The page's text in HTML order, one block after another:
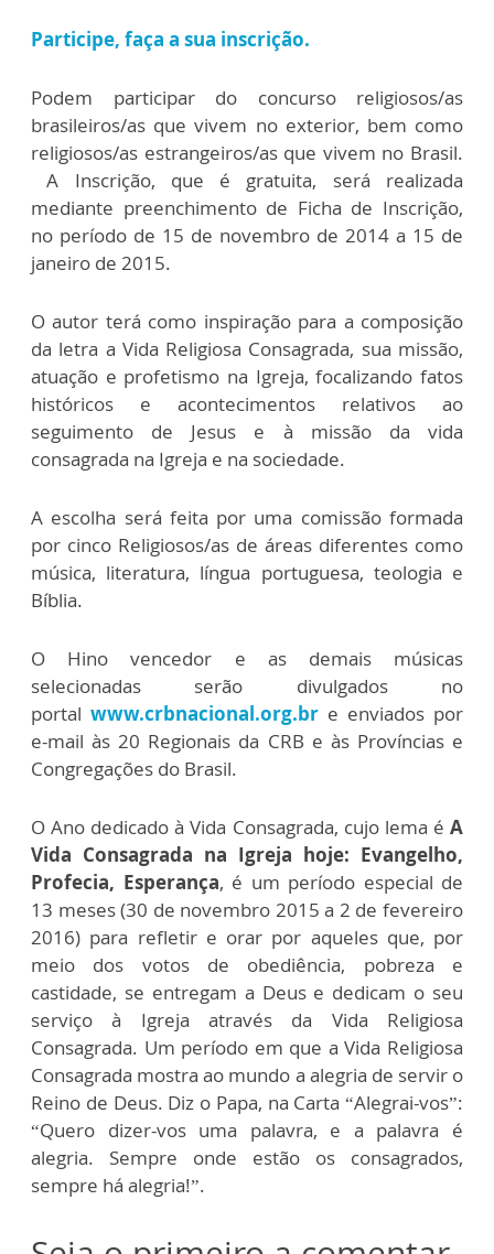
Participe, faça a sua inscrição.
Podem participar do concurso religiosos/as
brasileiros/as que vivem no exterior, bem como
religiosos/as estrangeiros/as que vivem no Brasil.
A Inscrição, que é gratuita, será realizada
mediante preenchimento de Ficha de Inscrição,
no período de 15 de novembro de 2014 a 15 de
janeiro de 2015.
O autor terá como inspiração para a composição
da letra a Vida Religiosa Consagrada, sua missão,
atuação e profetismo na Igreja, focalizando fatos
históricos e acontecimentos relativos ao
seguimento de Jesus e à missão da vida
consagrada na Igreja e na sociedade.
A escolha será feita por uma comissão formada
por cinco Religiosos/as de áreas diferentes como
música, literatura, língua portuguesa, teologia e
Bíblia.
O Hino vencedor e as demais músicas
selecionadas serão divulgados no
portal www.crbnacional.org.br e enviados por
e-mail às 20 Regionais da CRB e às Províncias e
Congregações do Brasil.
O Ano dedicado à Vida Consagrada, cujo lema é A
Vida Consagrada na Igreja hoje: Evangelho,
Profecia, Esperança, é um período especial de
13 meses (30 de novembro 2015 a 2 de fevereiro
2016) para refletir e orar por aqueles que, por
meio dos votos de obediência, pobreza e
castidade, se entregam a Deus e dedicam o seu
serviço à Igreja através da Vida Religiosa
Consagrada. Um período em que a Vida Religiosa
Consagrada mostra ao mundo a alegria de servir o
Reino de Deus. Diz o Papa, na Carta “Alegrai-vos”:
“Quero dizer-vos uma palavra, e a palavra é
alegria. Sempre onde estão os consagrados,
sempre há alegria!”.